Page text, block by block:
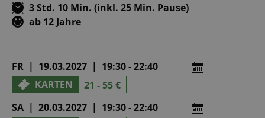
3 Std. 10 Min. (inkl. 25 Min. Pause)
ab 12 Jahre
FR | 19.03.2027 | 19:30 - 22:40
KARTEN
21 - 55 €
SA | 20.03.2027 | 19:30 - 22:40